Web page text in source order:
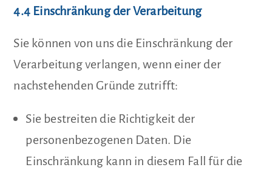
4.4 Einschränkung der Verarbeitung
Sie können von uns die Einschränkung der
Verarbeitung verlangen, wenn einer der
nachstehenden Gründe zutrifft:
Sie bestreiten die Richtigkeit der
personenbezogenen Daten. Die
Einschränkung kann in diesem Fall für die